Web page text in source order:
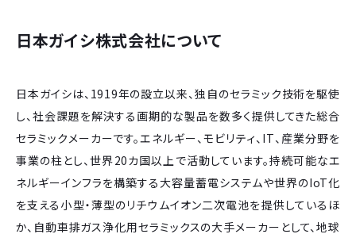
日本ガイシ株式会社について
日本ガイシは、1919年の設立以来、独自のセラミック技術を駆使
し、社会課題を解決する画期的な製品を数多く提供してきた総合
セラミックメーカーです。エネルギー、モビリティ、IT、産業分野を
事業の柱とし、世界20カ国以上で活動しています。持続可能なエ
ネルギーインフラを構築する大容量蓄電システムや世界のIoT化
を支える小型・薄型のリチウムイオン二次電池を提供しているほ
か、自動車排ガス浄化用セラミックスの大手メーカーとして、地球